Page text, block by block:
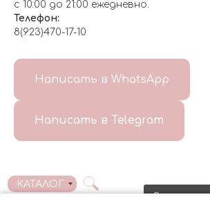
с 10:00 до 21:00 ежедневно.
Телефон:
8(923)470-17-10
Написать в WhatsApp
Написать в Telegram
ДОСТАВКА/
КАТАЛОГ